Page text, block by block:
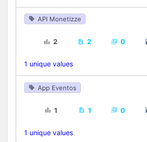
API Monetizze
2 2 0
1 unique values
App Eventos
1 1 0
1 unique values